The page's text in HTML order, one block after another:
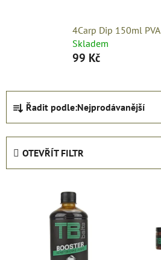
4Carp Dip 150ml PVA
Skladem
99 Kč
Ř
a
z
e
n
Řadit podle:Nejprodávanější
OTEVŘÍT FILTR